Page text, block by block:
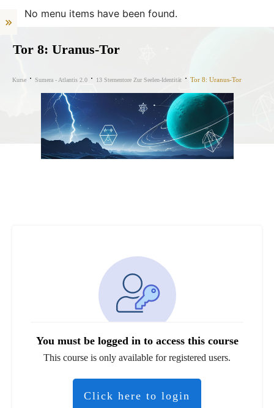
No menu items have been found.
Tor 8: Uranus-Tor
Kurse Sumera - Atlantis 2.0 13 Sternentore Zur Seelen-Identität Tor 8: Uranus-Tor
You must be logged in to access this course
This course is only available for registered users.
Click here to login